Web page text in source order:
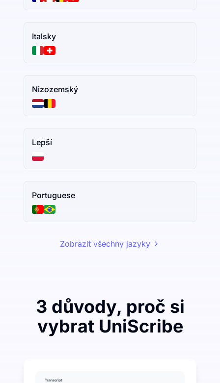
Italsky
Nizozemský
Lepší
Portuguese
Zobrazit všechny jazyky
3 důvody, proč si
vybrat UniScribe
UniScribe nabízí 120 minut bezplatné transkripce